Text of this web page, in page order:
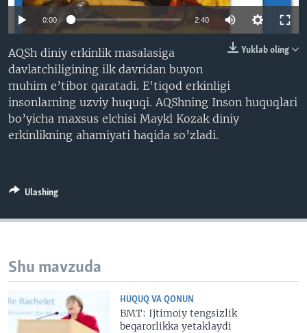
VIDEO
XABARLAR SURATLARDA
ODNOKLASSNIKI
TELEGRAM
TWITTER
SOUNDCLOUD
VOA
0:00 2:40
Yuklab oling
AQSh diniy erkinlik masalasiga
davlatchiligining ilk davridan buyon
muhim e’tibor qaratadi. E'tiqod erkinligi
insonlarning uzviy huquqi. AQShning Inson huquqlari
bo’yicha maxsus elchisi Maykl Kozak diniy
erkinlikning ahamiyati haqida so’zladi.
Ulashing
Shu mavzuda
HUQUQ VA QONUN
BMT: Ijtimoiy tengsizlik
beqarorlikka yetaklaydi